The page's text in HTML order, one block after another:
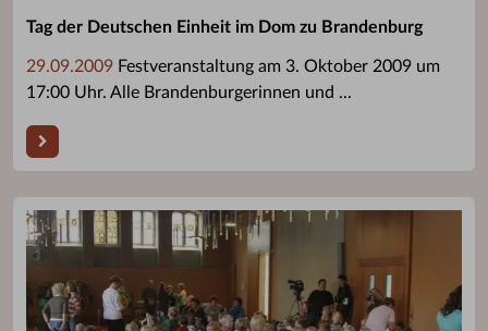
Tag der Deutschen Einheit im Dom zu Brandenburg
29.09.2009 Festveranstaltung am 3. Oktober 2009 um
17:00 Uhr. Alle Brandenburgerinnen und ...